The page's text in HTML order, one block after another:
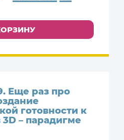
Еще раз про
готовности к
– парадигме